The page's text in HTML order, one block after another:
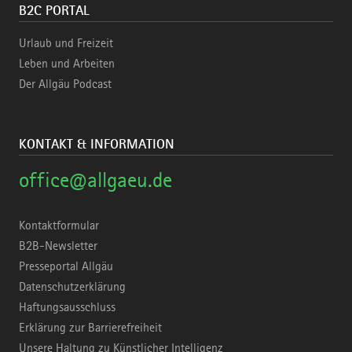
B2C PORTAL
Urlaub und Freizeit
Leben und Arbeiten
Der Allgäu Podcast
KONTAKT & INFORMATION
office@allgaeu.de
Kontaktformular
B2B-Newsletter
Presseportal Allgäu
Datenschutzerklärung
Haftungsausschluss
Erklärung zur Barrierefreiheit
Unsere Haltung zu Künstlicher Intelligenz